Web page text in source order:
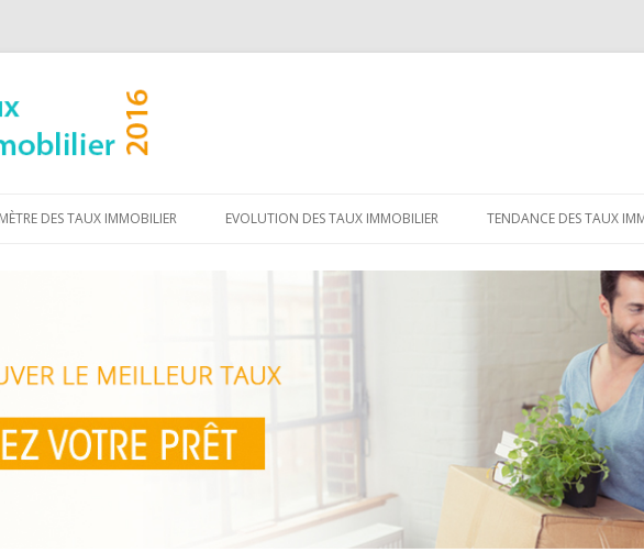
au
DES TAUX IMMOBILIER EVOLUTION DES TAUX IMMOBILIER TENDANCE DES TAUX